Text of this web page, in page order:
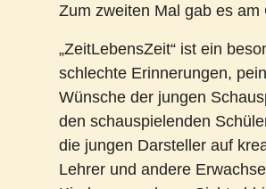
Zum zweiten Mal gab es am
„ZeitLebensZeit“ ist ein
schlechte Erinnerungen,
Wünsche der jungen
den schauspielenden
die jungen Darsteller auf
Lehrer und andere